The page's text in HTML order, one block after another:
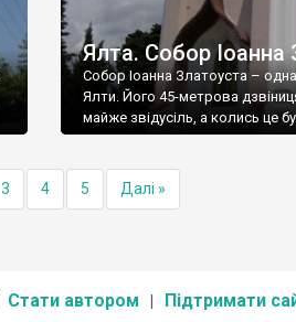
Ялта. Собор Іоанна
Собор Іоанна Златоуста –
Ялти. Його 45-метрова дзвіниця
майже звідусіль, а колись це
3 4 5 Далі »
Стати автором Підтримати